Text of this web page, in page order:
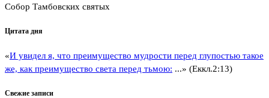
Собор Тамбовских святых
Цитата дня
«И увидел я, что преимущество мудрости перед глупостью такое
же, как преимущество света перед тьмою: ...» (Еккл.2:13)
Свежие записи